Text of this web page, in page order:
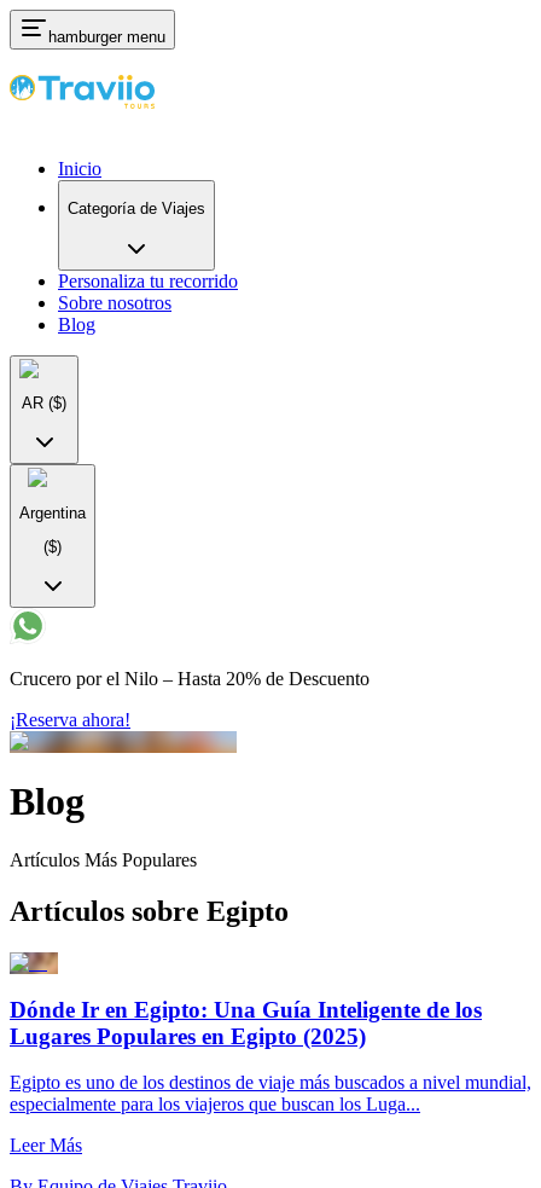
hamburger menu
Inicio
Categoría de Viajes
Personaliza tu recorrido
Sobre nosotros
Blog
AR ($)
Argentina
($)
Crucero por el Nilo – Hasta 20% de Descuento
¡Reserva ahora!
Blog
Artículos Más Populares
Artículos sobre Egipto
Dónde Ir en Egipto: Una Guía Inteligente de los
Lugares Populares en Egipto (2025)
Egipto es uno de los destinos de viaje más buscados a nivel mundial,
especialmente para los viajeros que buscan los Luga...
Leer Más